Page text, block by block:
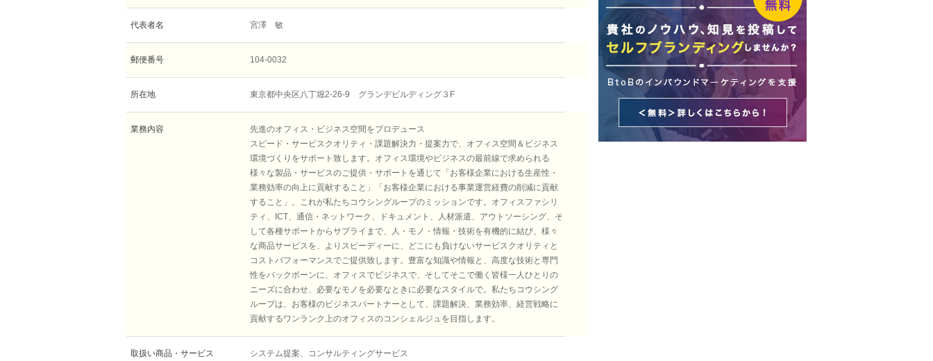
代表者名 宮澤 敏
郵便番号 104-0032
所在地 東京都中央区八丁堀2-26-9 グランデビルディング３F
業務内容
先進のオフィス・ビジネス空間をプロデュース
スピード・サービスクオリティ・課題解決力・提案力で、オフィス空間＆ビジネス
環境づくりをサポート致します。オフィス環境やビジネスの最前線で求められる
様々な製品・サービスのご提供・サポートを通じて「お客様企業における生産性・
業務効率の向上に貢献すること」「お客様企業における事業運営経費の削減に貢献
すること」。これが私たちコウシングループのミッションです。オフィスファシリ
ティ、ICT、通信・ネットワーク、ドキュメント、人材派遣、アウトソーシング、そ
して各種サポートからサプライまで、人・モノ・情報・技術を有機的に結び、様々
な商品サービスを、よりスピーディーに、どこにも負けないサービスクオリティと
コストパフォーマンスでご提供致します。豊富な知識や情報と、高度な技術と専門
性をバックボーンに、オフィスでビジネスで、そしてそこで働く皆様一人ひとりの
ニーズに合わせ、必要なモノを必要なときに必要なスタイルで。私たちコウシング
ループは、お客様のビジネスパートナーとして、課題解決、業務効率、経営戦略に
貢献するワンランク上のオフィスのコンシェルジュを目指します。
取扱い商品・サービス
システム提案、コンサルティングサービス